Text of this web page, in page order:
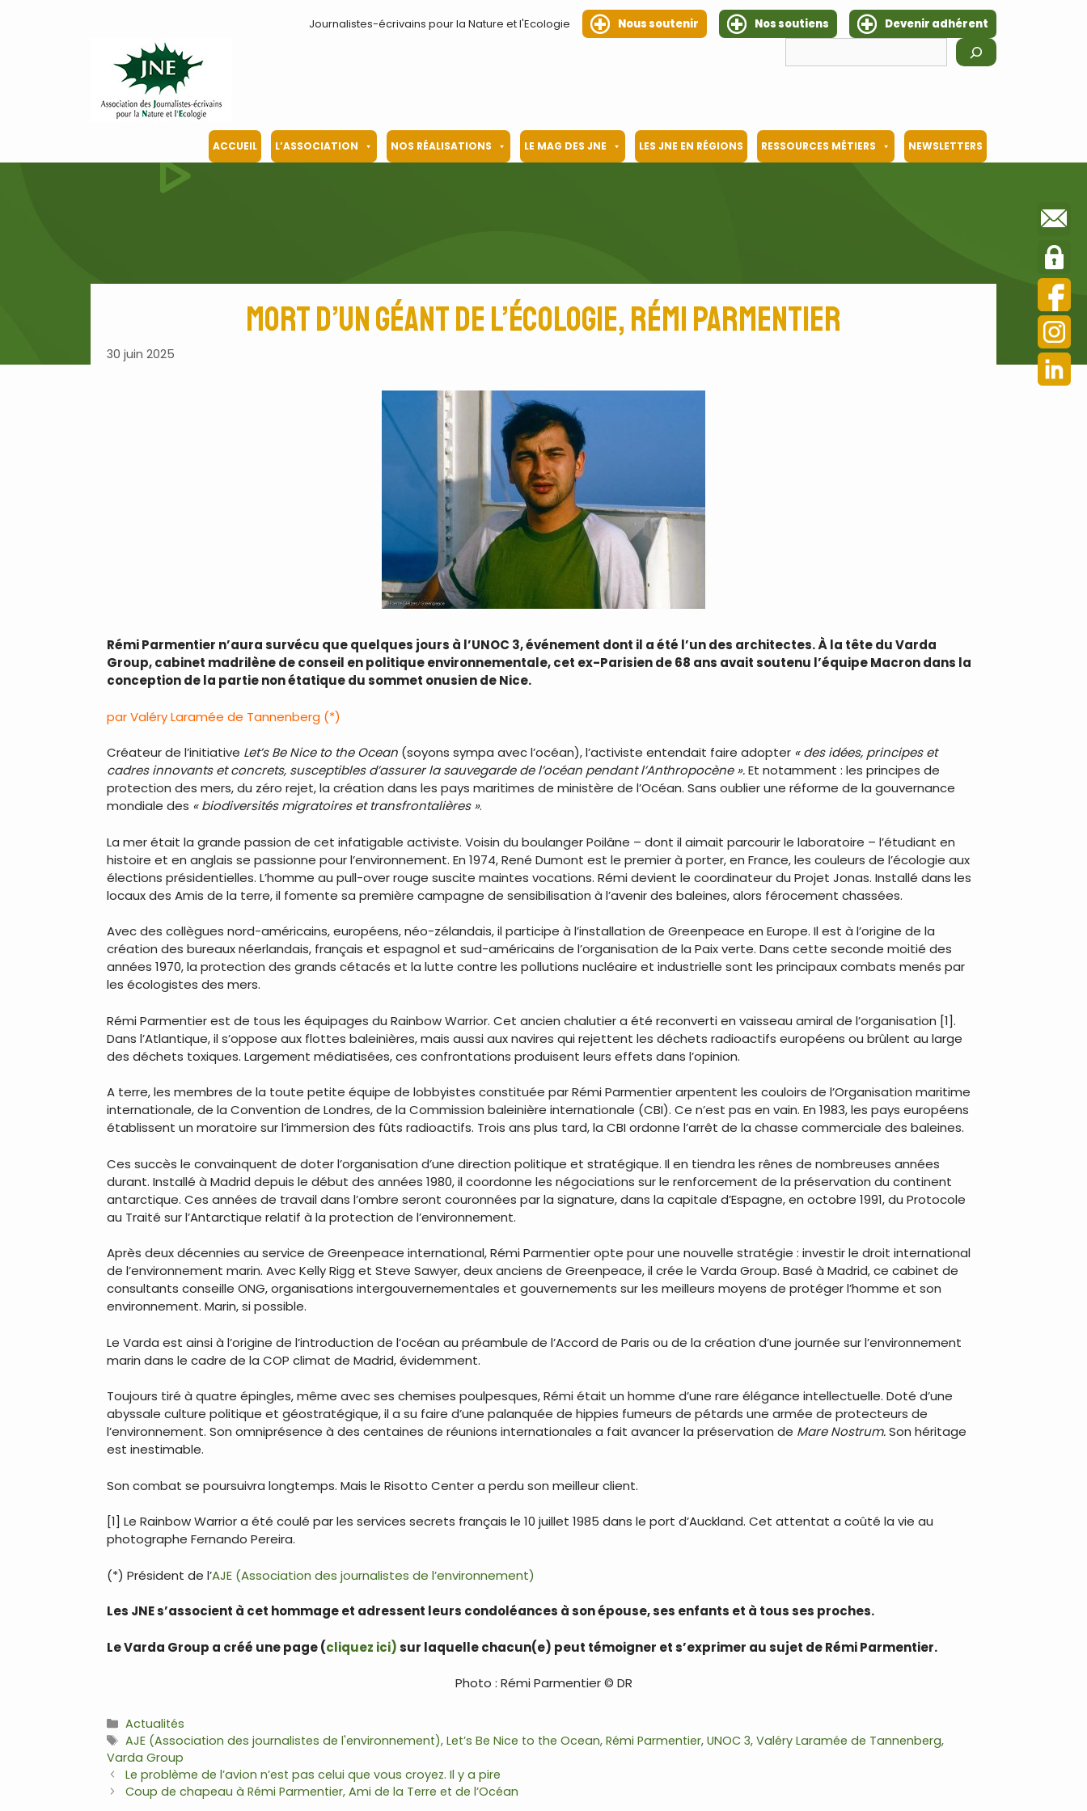
Journalistes-écrivains pour la Nature et l'Ecologie Nous soutenir Nos soutiens
Devenir adhérent
ACCUEIL L’ASSOCIATION NOS RÉALISATIONS LE MAG DES JNE LES JNE EN RÉGIONS RESSOURCES MÉTIERS NEWSLETTERS
Mort d’un géant de l’écologie, Rémi Parmentier
30 juin 2025
Rémi Parmentier n’aura survécu que quelques jours à l’UNOC 3, événement dont il a été l’un des architectes. À la tête du Varda
Group, cabinet madrilène de conseil en politique environnementale, cet ex-Parisien de 68 ans avait soutenu l’équipe Macron dans la
conception de la partie non étatique du sommet onusien de Nice.
par Valéry Laramée de Tannenberg (*)
Créateur de l’initiative Let’s Be Nice to the Ocean (soyons sympa avec l’océan), l’activiste entendait faire adopter « des idées, principes et
cadres innovants et concrets, susceptibles d’assurer la sauvegarde de l’océan pendant l’Anthropocène ».Et notamment : les principes de
protection des mers, du zéro rejet, la création dans les pays maritimes de ministère de l’Océan. Sans oublier une réforme de la gouvernance
mondiale des « biodiversités migratoires et transfrontalières ».
La mer était la grande passion de cet infatigable activiste. Voisin du boulanger Poilâne – dont il aimait parcourir le laboratoire – l’étudiant en
histoire et en anglais se passionne pour l’environnement. En 1974, René Dumont est le premier à porter, en France, les couleurs de l’écologie aux
élections présidentielles. L’homme au pull-over rouge suscite maintes vocations. Rémi devient le coordinateur du Projet Jonas. Installé dans les
locaux des Amis de la terre, il fomente sa première campagne de sensibilisation à l’avenir des baleines, alors férocement chassées.
Avec des collègues nord-américains, européens, néo-zélandais, il participe à l’installation de Greenpeace en Europe. Il est à l’origine de la
création des bureaux néerlandais, français et espagnol et sud-américains de l’organisation de la Paix verte. Dans cette seconde moitié des
années 1970, la protection des grands cétacés et la lutte contre les pollutions nucléaire et industrielle sont les principaux combats menés par
les écologistes des mers.
Rémi Parmentier est de tous les équipages du Rainbow Warrior. Cet ancien chalutier a été reconverti en vaisseau amiral de l’organisation [1].
Dans l’Atlantique, il s’oppose aux flottes baleinières, mais aussi aux navires qui rejettent les déchets radioactifs européens ou brûlent au large
des déchets toxiques. Largement médiatisées, ces confrontations produisent leurs effets dans l’opinion.
A terre, les membres de la toute petite équipe de lobbyistes constituée par Rémi Parmentier arpentent les couloirs de l’Organisation maritime
internationale, de la Convention de Londres, de la Commission baleinière internationale (CBI). Ce n’est pas en vain. En 1983, les pays européens
établissent un moratoire sur l’immersion des fûts radioactifs. Trois ans plus tard, la CBI ordonne l’arrêt de la chasse commerciale des baleines.
Ces succès le convainquent de doter l’organisation d’une direction politique et stratégique. Il en tiendra les rênes de nombreuses années
durant. Installé à Madrid depuis le début des années 1980, il coordonne les négociations sur le renforcement de la préservation du continent
antarctique. Ces années de travail dans l’ombre seront couronnées par la signature, dans la capitale d’Espagne, en octobre 1991, du Protocole
au Traité sur l’Antarctique relatif à la protection de l’environnement.
Après deux décennies au service de Greenpeace international, Rémi Parmentier opte pour une nouvelle stratégie : investir le droit international
de l’environnement marin. Avec Kelly Rigg et Steve Sawyer, deux anciens de Greenpeace, il crée le Varda Group. Basé à Madrid, ce cabinet de
consultants conseille ONG, organisations intergouvernementales et gouvernements sur les meilleurs moyens de protéger l’homme et son
environnement. Marin, si possible.
Le Varda est ainsi à l’origine de l’introduction de l’océan au préambule de l’Accord de Paris ou de la création d’une journée sur l’environnement
marin dans le cadre de la COP climat de Madrid, évidemment.
Toujours tiré à quatre épingles, même avec ses chemises poulpesques, Rémi était un homme d’une rare élégance intellectuelle. Doté d’une
abyssale culture politique et géostratégique, il a su faire d’une palanquée de hippies fumeurs de pétards une armée de protecteurs de
l’environnement. Son omniprésence à des centaines de réunions internationales a fait avancer la préservation de Mare Nostrum.Son héritage
est inestimable.
Son combat se poursuivra longtemps. Mais le Risotto Center a perdu son meilleur client.
[1] Le Rainbow Warrior a été coulé par les services secrets français le 10 juillet 1985 dans le port d’Auckland. Cet attentat a coûté la vie au
photographe Fernando Pereira.
(*) Président de l’AJE (Association des journalistes de l’environnement)
Les JNE s’associent à cet hommage et adressent leurs condoléances à son épouse, ses enfants et à tous ses proches.
Le Varda Group a créé une page (cliquez ici)sur laquelle chacun(e) peut témoigner et s’exprimer au sujet de Rémi Parmentier.
Photo : Rémi Parmentier © DR
Catégories
Actualités
Étiquettes
AJE (Association des journalistes de l'environnement),Let’s Be Nice to the Ocean,Rémi Parmentier,UNOC 3,Valéry Laramée de Tannenberg,
Varda Group
Navigation
des
Le problème de l’avion n’est pas celui que vous croyez. Il y a pire
Coup de chapeau à Rémi Parmentier, Ami de la Terre et de l’Océan